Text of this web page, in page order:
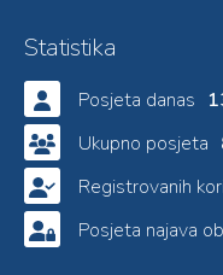
Statistika
Posjeta danas
Ukupno posjeta
Registrovanih
Posjeta najava